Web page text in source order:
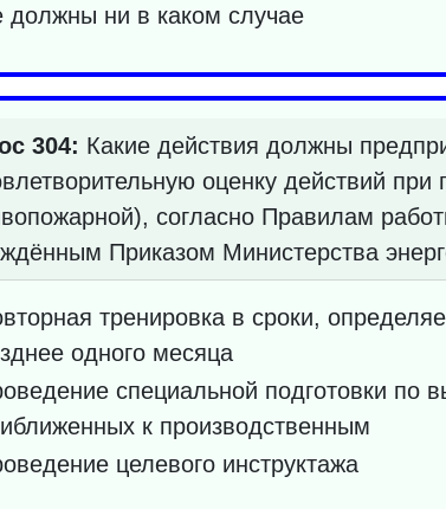
должны ни в каком случае
304: Какие действия должны
оценку действий
согласно Правилам
Приказом Министерства
тренировка в сроки,
одного месяца
специальной подготовки по
к производственным
целевого инструктажа